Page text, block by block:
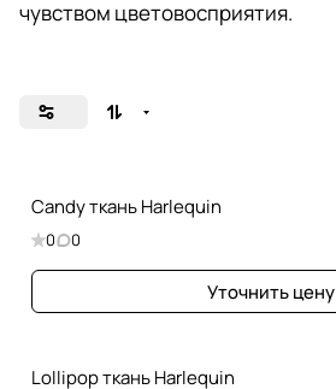
чувством цветовосприятия.
Candy ткань Harlequin
0 0
Уточнить цену
Lollipop ткань Harlequin